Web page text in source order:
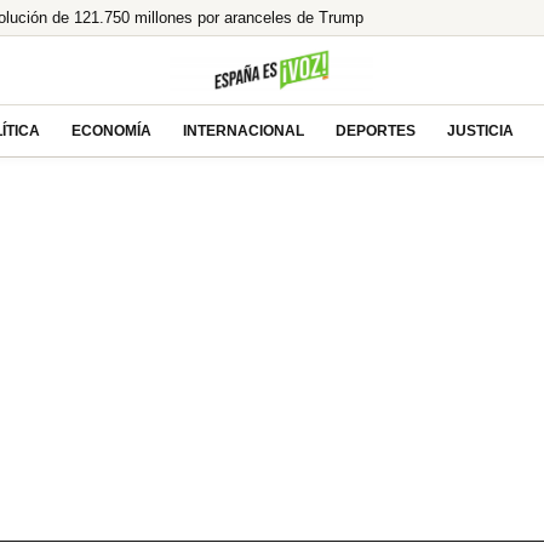
de 121.750 millones por aranceles de Trump
a la izquierda y se prepara para gobernar
gafas homologadas te puede dejar ciego
legado en llamas!
ECONOMÍA INTERNACIONAL DEPORTES JUSTICIA